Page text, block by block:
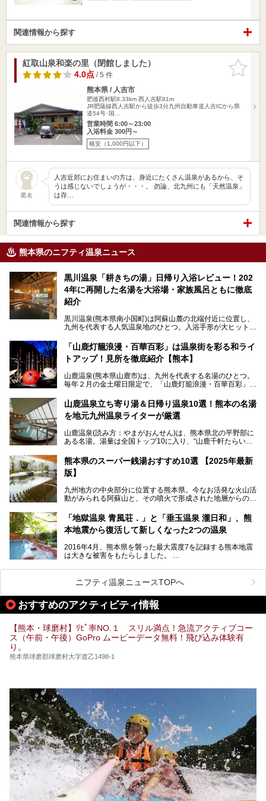
関連情報から探す
お気に入
りに追加
紅取山泉和楽の里（閉館しました）
4.0点/ 5 件
熊本県 / 人吉市
肥後西村駅8.33km 西人吉駅81m
JR肥薩線西人吉駅から徒歩3分九州自動車道人吉ICから県
道54号･国…
営業時間 6:00～23:00
入浴料金 300円～
格安（1,000円以下）
匿名
人吉近郊にお住まいの方は、身近にたくさん温泉があるから、そ
うは感じないでしょうが・・・。 勿論、北九州にも「天然温泉」
は存…
関連情報から探す
熊本県のニフティ温泉ニュース
黒川温泉「耕きちの湯」日帰り入浴レビュー！202
4年に再開した名湯を大浴場・家族風呂ともに徹底
紹介
黒川温泉(熊本県南小国町)は阿蘇山麓の北端付近に位置し、
九州を代表する人気温泉地のひとつ。入浴手形が大ヒット
す。
中でも「耕きち(こうきち)の湯」は露天風呂を持たないもの
り一度廃業しましたが、2024年10月に営業再開。数多くの
温泉ファンに注目される名湯です。
今回は再開した耕きちの湯を訪問し、全浴室(男女別大浴
「山鹿灯籠浪漫・百華百彩」は温泉街を彩る和ライ
トアップ！見所を徹底紹介【熊本】
山鹿温泉(熊本県山鹿市)は、九州を代表する名湯のひとつ。
毎年２月の金土曜日限定で、「山鹿灯籠浪漫・百華百彩」
ます。和傘や竹、ろうそくなどを用いて、和情緒たっぷりの
ライトアップが無料で楽しめます。
日、の合計8日間開催。今回は地元九州在住の筆者が、その
見所を徹底紹介。併せて、その他イベントや立ち寄り湯も併
山鹿温泉立ち寄り湯＆日帰り温泉10選！熊本の名湯
を地元九州温泉ライターが厳選
山鹿温泉(読み方：やまがおんせん)は、熊本県北の平野部に
ある名湯。湯量は全国トップ10に入り、“山鹿千軒たらいな
泉質であり、お湯の良さにも定評があります。
今回は地元九州の温泉ライターの私が実際に入浴した中か
設・家族風呂の3パターンに分類し、合計10施設を厳選して
ご紹介。ぜひ、湯めぐりの参考にして下さいね！
熊本県のスーパー銭湯おすすめ10選 【2025年最新
版】
九州地方の中央部分に位置する熊本県。今なお活発な火山活
動がみられる阿蘇山と、その噴火で形成された地層からの湧
す。
そんな熊本県は、県内の至るところから温泉が湧いている温
泉県でもあります。山鹿温泉、玉名温泉、黒川温泉、人吉温
出すスーパー銭湯が豊富です。なかでも注目のスーパー銭湯
をピックアップしました。
「地獄温泉 青風荘．」と「垂玉温泉 瀧日和」、熊
本地震から復活して新しくなった2つの温泉
2016年4月、熊本県を襲った最大震度7を記録する熊本地震
は大きな被害をもたらしました。
阿蘇山麓の南阿蘇村の「地獄温泉 清風荘」、そして「清風
荘」から400mほど離れた「垂玉（たるたま）温泉 山口旅
館」の2軒は、この地震による土砂崩れなどのために、一時
期は孤立状態に。もしかしたらこの時のニュースで、「地獄
温泉」と「垂玉温泉」の名前を知った人もいるかもしれませ
ん。
この2軒は今どうなっているのでしょうか。実は現在は「地
獄温泉 青風荘．」「垂玉温泉 瀧日和」として営業を再開し
します。
ニフティ温泉ニュースTOPへ
おすすめのアクティビティ情報
【熊本・球磨村】ﾘﾋﾟ率NO.１ スリル満点！急流アクティブコー
ス（午前・午後）GoPro ムービーデータ無料！飛び込み体験有
り。
熊本県球磨郡球磨村大字渡乙1498-1